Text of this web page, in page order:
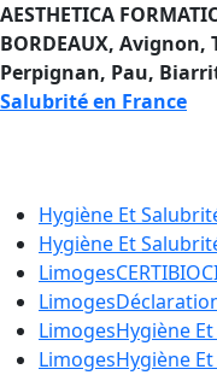
AESTHETICA
BORDEAUX,
Perpignan, Pau,
Salubrité en France
Hygiène Et
Hygiène Et
Limoges
Limoges
LimogesHygiène
LimogesHygiène